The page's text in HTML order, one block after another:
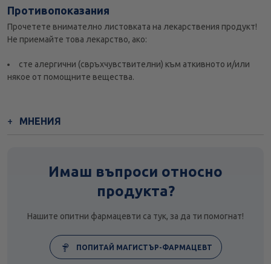
Противопоказания
Прочетете внимателно листовката на лекарствения продукт!
Не приемайте това лекарство, ако:
сте алергични (свръхчувствителни) към аткивното и/или
някое от помощните вещества.
МНЕНИЯ
Имаш въпроси относно
продукта?
Нашите опитни фармацевти са тук, за да ти помогнат!
ПОПИТАЙ МАГИСТЪР-ФАРМАЦЕВТ